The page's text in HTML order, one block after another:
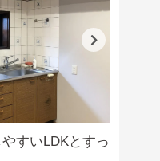
すいLDKとすっ